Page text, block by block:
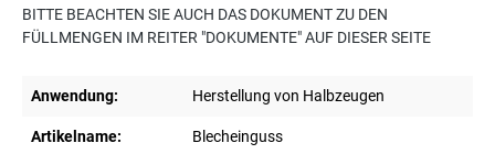
BITTE BEACHTEN SIE AUCH DAS DOKUMENT ZU DEN
FÜLLMENGEN IM REITER "DOKUMENTE" AUF DIESER SEITE
Anwendung: Herstellung von Halbzeugen
Artikelname: Blecheinguss